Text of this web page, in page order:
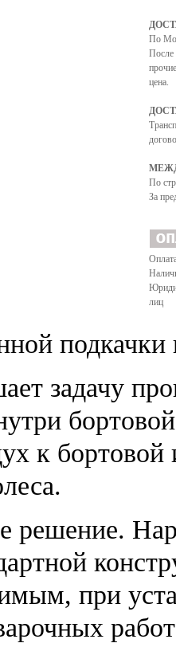
По
После
цена.
По
За
лиц
подкачки
задачу
к
решение.
при